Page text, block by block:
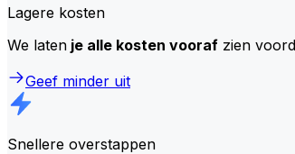
Lagere kosten
We laten je alle kosten vooraf zien
Geef minder uit
Snellere overstappen